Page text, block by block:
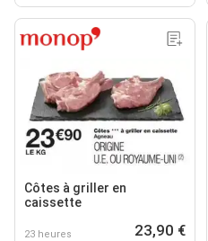
Côtes à griller en
caissette
23 heures 23,90 €